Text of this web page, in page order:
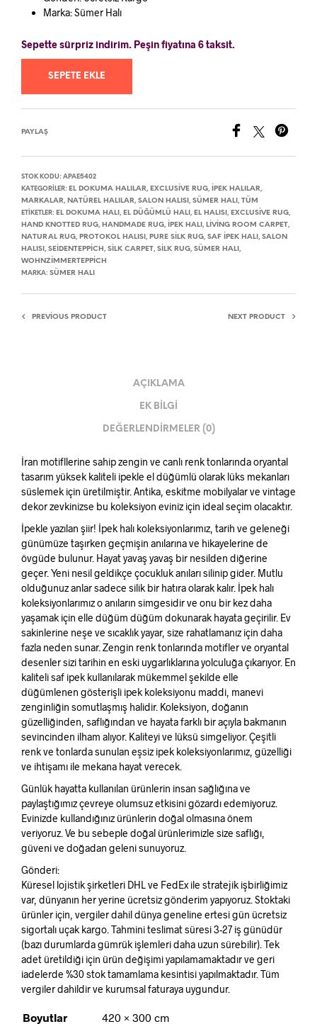
Marka: Sümer Halı
Sepette sürpriz indirim. Peşin fiyatına 6 taksit.
SEPETE EKLE
PAYLAŞ
STOK KODU: APAE5402
KATEGORILER: EL DOKUMA HALILAR, EXCLUSIVE RUG, İPEK HALILAR,
MARKALAR, NATÜREL HALILAR, SALON HALISI , SÜMER HALI , TÜM
ETIKETLER: EL DOKUMA HALI , EL DÜĞÜMLÜ HALI , EL HALISI , EXCLUSIVE RUG,
HAND KNOTTED RUG, HANDMADE RUG, İPEK HALI , LIVING ROOM CARPET,
NATURAL RUG, PROTOKOL HALISI , PURE SILK RUG, SAF İPEK HALI , SALON
HALISI , SEIDENTEPPICH , SILK CARPET, SILK RUG, SÜMER HALI ,
WOHNZIMMERTEPPICH
MARKA: SÜMER HALI
PREVIOUS PRODUCT NEXT PRODUCT
AÇIKLAMA
EK BILGI
DEĞERLENDIRMELER (0)
İran motifllerine sahip zengin ve canlı renk tonlarında oryantal
tasarım yüksek kaliteli ipekle el düğümlü olarak lüks mekanları
süslemek için üretilmiştir. Antika, eskitme mobilyalar ve vintage
dekor zevkinizse bu koleksiyon eviniz için ideal seçim olacaktır.
İpekle yazılan şiir! İpek halı koleksiyonlarımız, tarih ve geleneği
günümüze taşırken geçmişin anılarına ve hikayelerine de
övgüde bulunur. Hayat yavaş yavaş bir nesilden diğerine
geçer. Yeni nesil geldikçe çocukluk anıları silinip gider. Mutlu
olduğunuz anlar sadece silik bir hatıra olarak kalır. İpek halı
koleksiyonlarımız o anıların simgesidir ve onu bir kez daha
yaşamak için elle düğüm düğüm dokunarak hayata geçirilir. Ev
sakinlerine neşe ve sıcaklık yayar, size rahatlamanız için daha
fazla neden sunar. Zengin renk tonlarında motifler ve oryantal
desenler sizi tarihin en eski uygarlıklarına yolculuğa çıkarıyor. En
kaliteli saf ipek kullanılarak mükemmel şekilde elle
düğümlenen gösterişli ipek koleksiyonu maddi, manevi
zenginliğin somutlaşmış halidir. Koleksiyon, doğanın
güzelliğinden, saflığından ve hayata farklı bir açıyla bakmanın
sevincinden ilham alıyor. Kaliteyi ve lüksü simgeliyor. Çeşitli
renk ve tonlarda sunulan eşsiz ipek koleksiyonlarımız, güzelliği
ve ihtişamı ile mekana hayat verecek.
Günlük hayatta kullanılan ürünlerin insan sağlığına ve
paylaştığımız çevreye olumsuz etkisini gözardı edemiyoruz.
Evinizde kullandığınız ürünlerin doğal olmasına önem
veriyoruz. Ve bu sebeple doğal ürünlerimizle size saflığı,
güveni ve doğadan geleni sunuyoruz.
Gönderi:
Küresel lojistik şirketleri DHL ve FedEx ile stratejik işbirliğimiz
var, dünyanın her yerine ücretsiz gönderim yapıyoruz. Stoktaki
ürünler için, vergiler dahil dünya geneline ertesi gün ücretsiz
sigortalı uçak kargo. Tahmini teslimat süresi 3-27 iş günüdür
(bazı durumlarda gümrük işlemleri daha uzun sürebilir). Tek
adet üretildiği için ürün değişimi yapılamamaktadır ve geri
iadelerde %30 stok tamamlama kesintisi yapılmaktadır. Tüm
vergiler dahildir ve kurumsal faturaya uygundur.
Boyutlar 420 × 300 cm